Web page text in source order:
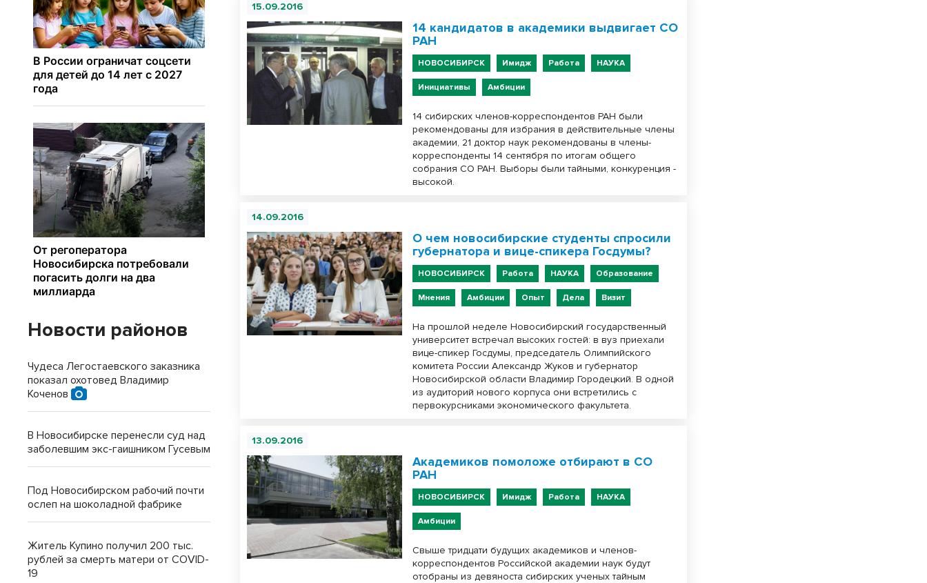
15.09.2016
14 кандидатов в академики выдвигает СО
РАН
НОВОСИБИРСК Имидж Работа НАУКА
Инициативы Амбиции
14 сибирских членов-корреспондентов РАН были
рекомендованы для избрания в действительные члены
академии, 21 доктор наук рекомендованы в члены-
корреспонденты 14 сентября по итогам общего
собрания СО РАН. Выборы были тайными, конкуренция -
высокой.
14.09.2016
О чем новосибирские студенты спросили
губернатора и вице-спикера Госдумы?
НОВОСИБИРСК Работа НАУКА Образование
Мнения Амбиции Опыт Дела Визит
На прошлой неделе Новосибирский государственный
университет встречал высоких гостей: в вуз приехали
вице-спикер Госдумы, председатель Олимпийского
комитета России Александр Жуков и губернатор
Новосибирской области Владимир Городецкий. В одной
из аудиторий нового корпуса они встретились с
первокурсниками экономического факультета.
13.09.2016
Академиков помоложе отбирают в СО
РАН
НОВОСИБИРСК Имидж Работа НАУКА
Амбиции
Свыше тридцати будущих академиков и членов-
корреспондентов Российской академии наук будут
отобраны из девяноста сибирских ученых тайным
Новости районов
Чудеса Легостаевского заказника
показал охотовед Владимир
Коченов
В Новосибирске перенесли суд над
заболевшим экс-гаишником Гусевым
Под Новосибирском рабочий почти
ослеп на шоколадной фабрике
Житель Купино получил 200 тыс.
рублей за смерть матери от COVID-
19